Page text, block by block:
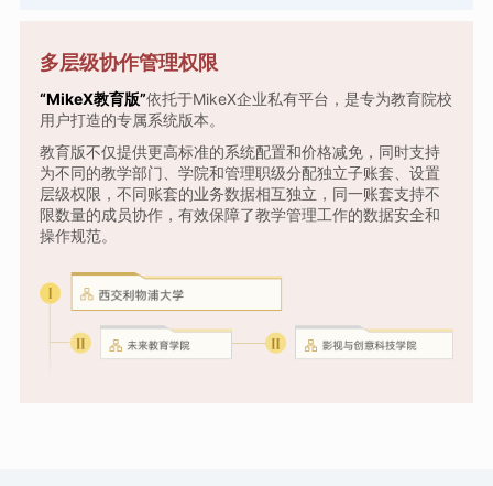
多层级协作管理权限
“MikeX教育版”依托于MikeX企业私有平台，是专为教育院校
用户打造的专属系统版本。
教育版不仅提供更高标准的系统配置和价格减免，同时支持
为不同的教学部门、学院和管理职级分配独立子账套、设置
层级权限，不同账套的业务数据相互独立，同一账套支持不
限数量的成员协作，有效保障了教学管理工作的数据安全和
操作规范。